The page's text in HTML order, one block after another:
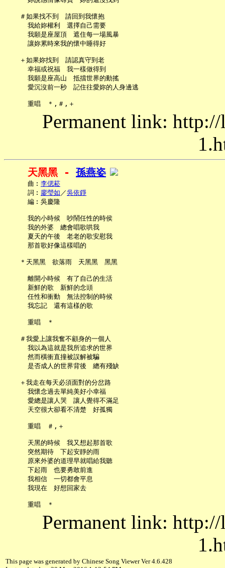
   ＃如果找不到　請回到我懷抱
     我給妳權利　選擇自己需要
     我願是座屋頂　遮住每一場風暴
     讓妳累時來我的懷中睡得好
   ＋如果妳找到　請認真守到老
     幸福或祝福　我一樣做得到
     我願是座高山　抵擋世界的動搖
     愛沉沒前一秒　記住往愛妳的人身邊逃
Permanent link:
天黑黑 - 孫燕姿
     曲︰
李偲菘
     詞︰
廖瑩如 ／吳依錚
     編︰吳慶隆
     我的小時候　吵鬧任性的時侯
     我的外婆　總會唱歌哄我
     夏天的午後　老老的歌安慰我
     那首歌好像這樣唱的
   ＊天黑黑　欲落雨　天黑黑　黑黑
     離開小時候　有了自己的生活
     新鮮的歌　新鮮的念頭
     任性和衝動　無法控制的時候
     我忘記　還有這樣的歌
     重唱　＊
   ＃我愛上讓我奮不顧身的一個人
     我以為這就是我所追求的世界
     然而橫衝直撞被誤解被騙
     是否成人的世界背後　總有殘缺
   ＋我走在每天必須面對的分岔路
     我懷念過去單純美好小幸福
     愛總是讓人哭　讓人覺得不滿足
     天空很大卻看不清楚　好孤獨
     重唱　＃,＋
     天黑的時候　我又想起那首歌
     突然期待　下起安靜的雨
     原來外婆的道理早就唱給我聽
     下起雨　也要勇敢前進
     我相信　一切都會平息
     我現在　好想回家去
Permanent link:
This page was generated by Chinese Song Viewer Ver 4.6.428